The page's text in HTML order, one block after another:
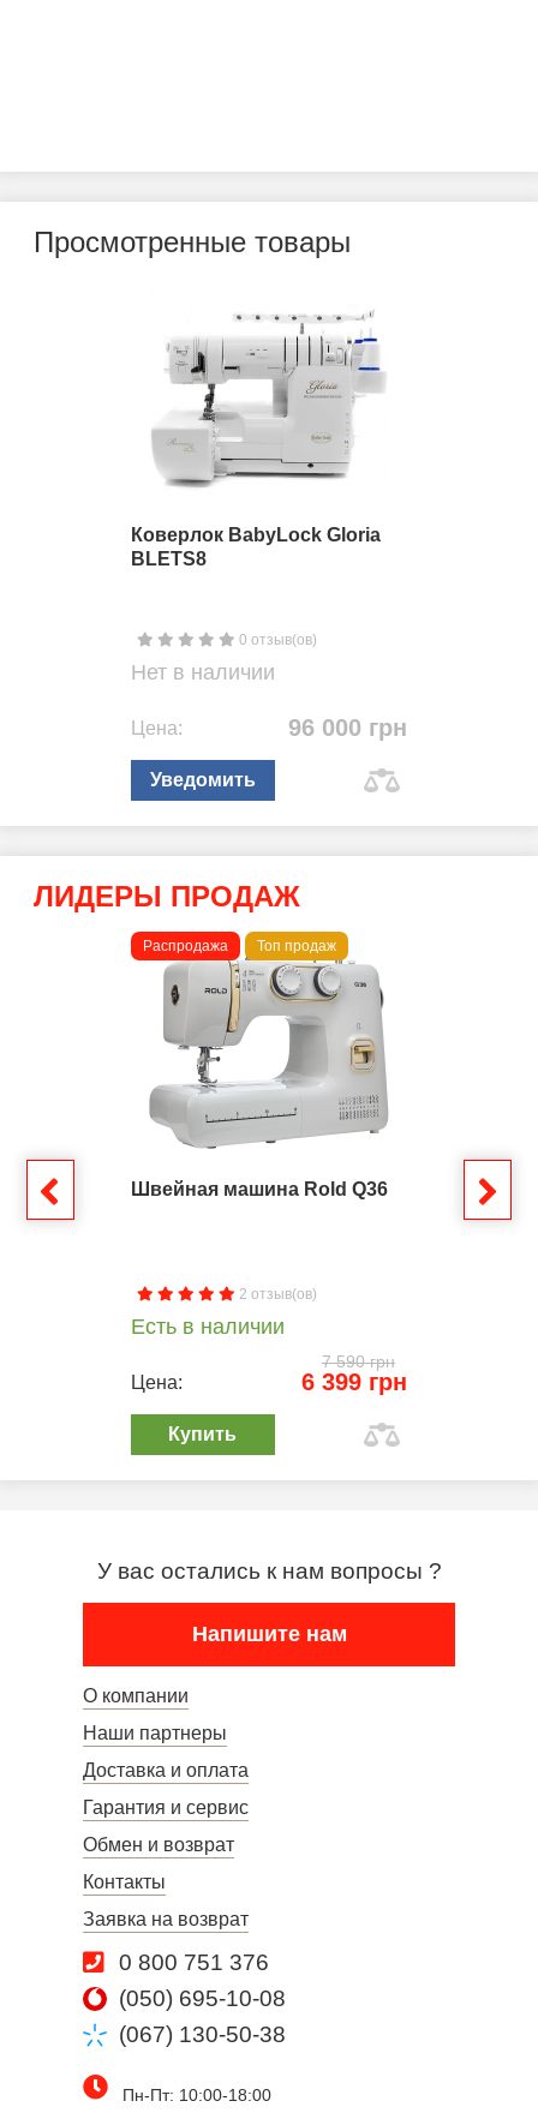
Просмотренные товары
Коверлок BabyLock Gloria
BLETS8
0 отзыв(ов)
Нет в наличии
Цена: 96 000 грн
Уведомить
ЛИДЕРЫ ПРОДАЖ
Распродажа Топ продаж
Швейная машина Rold Q36
2 отзыв(ов)
Есть в наличии
7 590 грн
Цена: 6 399 грн
Купить
У вас остались к нам вопросы ?
Напишите нам
О компании
Наши партнеры
Доставка и оплата
Гарантия и сервис
Обмен и возврат
Контакты
Заявка на возврат
0 800 751 376
(050) 695-10-08
(067) 130-50-38
Пн-Пт: 10:00-18:00